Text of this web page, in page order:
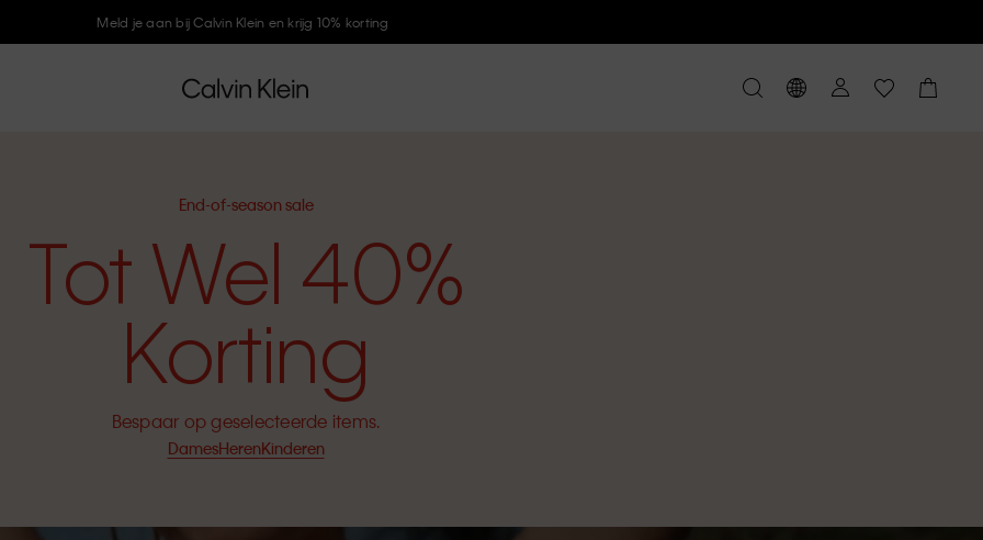
Meld je aan bij Calvin Klein en krijg 10% korting
End-of-season sale
Tot Wel 40%
Korting
Bespaar op geselecteerde items.
DamesHerenKinderen